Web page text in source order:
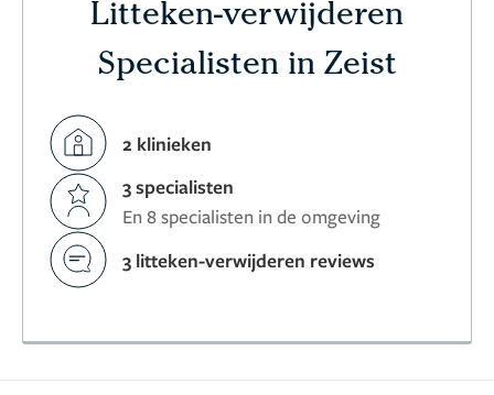
Litteken-verwijderen
Specialisten in Zeist
2 klinieken
3 specialisten
En 8 specialisten in de omgeving
3 litteken-verwijderen reviews